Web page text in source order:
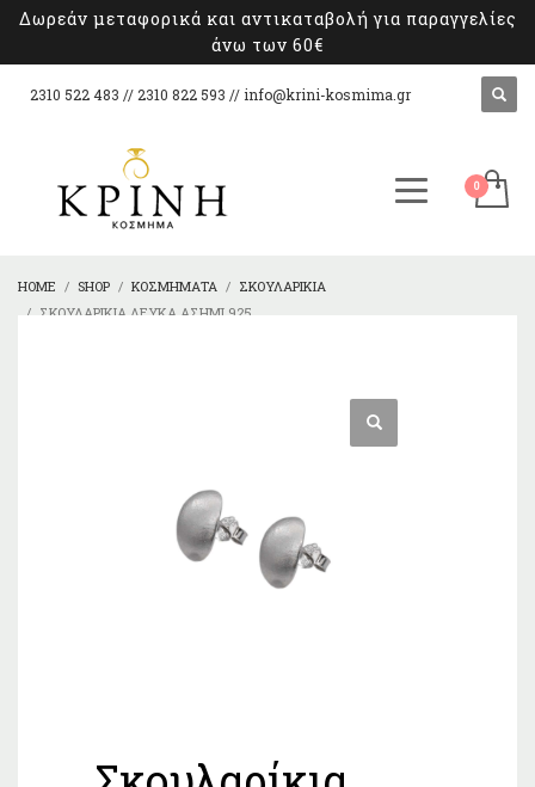
Δωρεάν μεταφορικά και αντικαταβολή για παραγγελίες
άνω των 60€
2310 522 483 // 2310 822 593 // info@krini-kosmima.gr
HOME SHOP ΚΟΣΜΉΜΑΤΑ
ΣΚΟΥΛΑΡΊΚΙΑ
ΣΚΟΥΛΑΡΊΚΙΑ ΛΕΥΚΆ ΑΣΉΜΙ 925